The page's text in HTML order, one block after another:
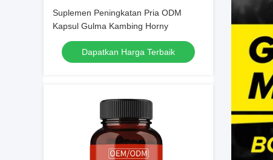
Suplemen Peningkatan Pria ODM
Kapsul Gulma Kambing Horny
Dapatkan Harga Terbaik